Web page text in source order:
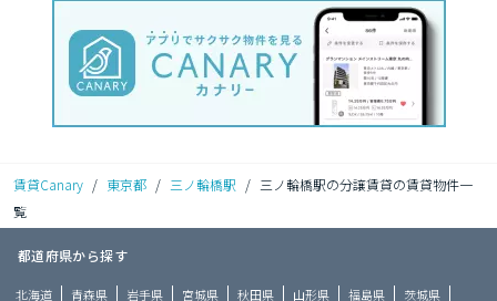
賃貸Canary / 東京都 / 三ノ輪橋駅 / 三ノ輪橋駅の分譲賃貸の賃貸物件一
覧
都道府県から探す
北海道 青森県 岩手県 宮城県 秋田県 山形県 福島県
茨城県